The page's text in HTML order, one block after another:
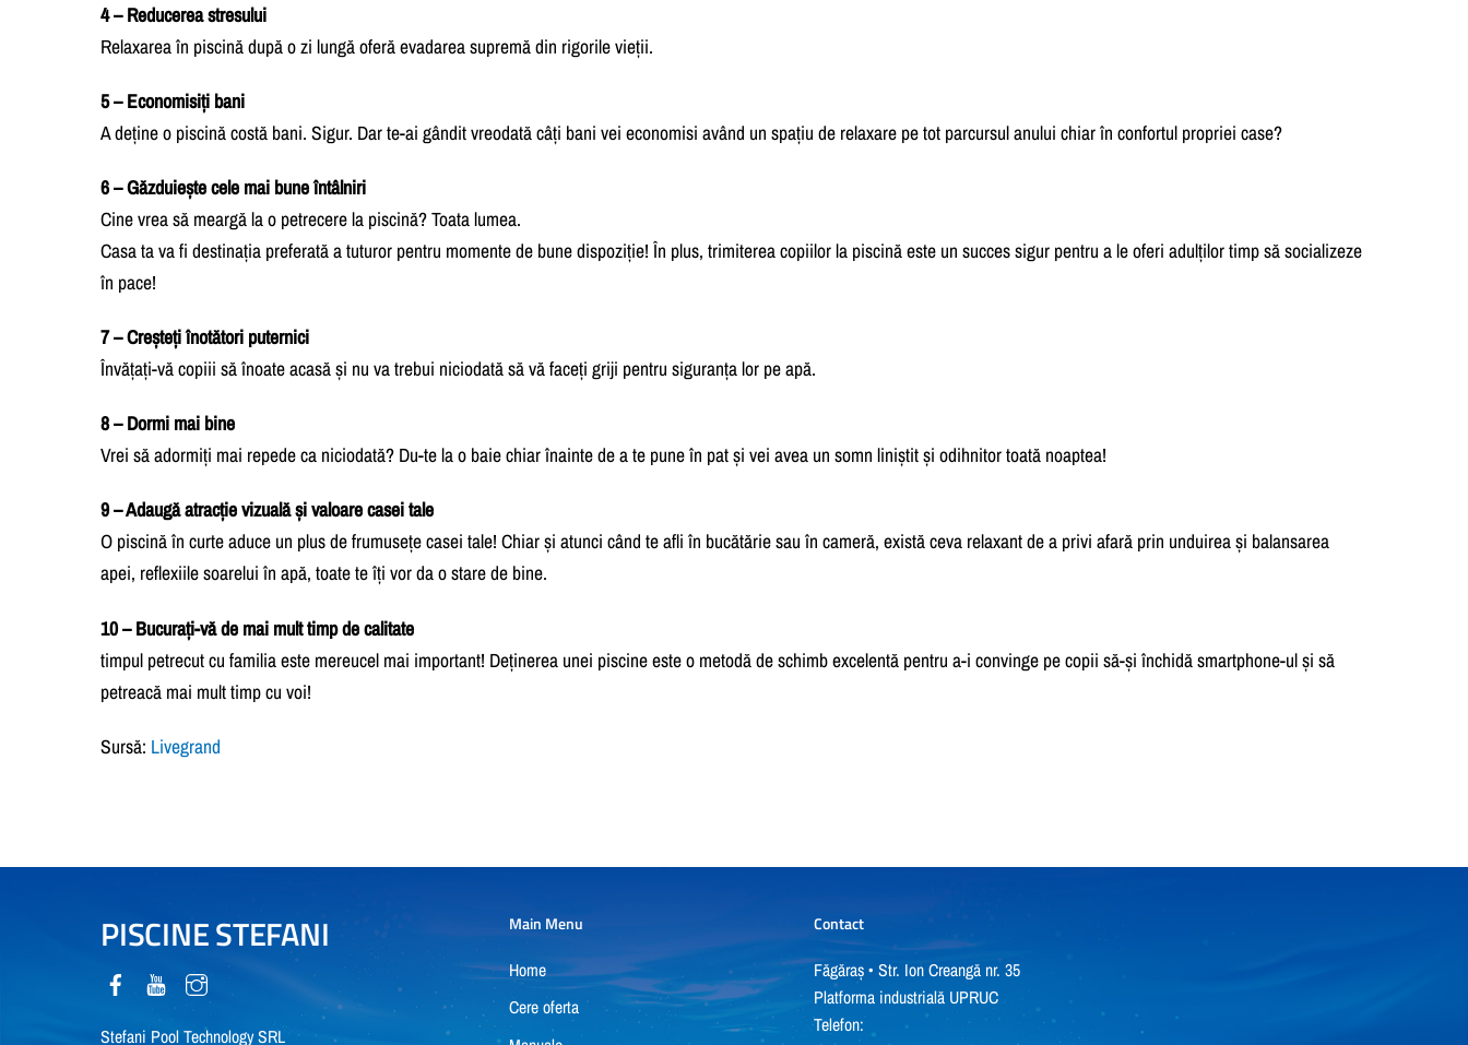
4 – Reducerea stresului
Relaxarea în piscină după o zi lungă oferă evadarea supremă din rigorile vieții.
5 – Economisiți bani
A deține o piscină costă bani. Sigur. Dar te-ai gândit vreodată câți bani vei economisi având un spațiu de relaxare pe tot parcursul anului chiar în confortul propriei case?
6 – Găzduiește cele mai bune întâlniri
Cine vrea să meargă la o petrecere la piscină? Toata lumea.
Casa ta va fi destinația preferată a tuturor pentru momente de bune dispoziție! În plus, trimiterea copiilor la piscină este un succes sigur pentru a le oferi adulților timp să socializeze
în pace!
7 – Creșteți înotători puternici
Învățați-vă copiii să înoate acasă și nu va trebui niciodată să vă faceți griji pentru siguranța lor pe apă.
8 – Dormi mai bine
Vrei să adormiți mai repede ca niciodată? Du-te la o baie chiar înainte de a te pune în pat și vei avea un somn liniștit și odihnitor toată noaptea!
9 – Adaugă atracție vizuală și valoare casei tale
O piscină în curte aduce un plus de frumusețe casei tale! Chiar și atunci când te afli în bucătărie sau în cameră, există ceva relaxant de a privi afară prin unduirea și balansarea
apei, reflexiile soarelui în apă, toate te îți vor da o stare de bine.
10 – Bucurați-vă de mai mult timp de calitate
timpul petrecut cu familia este mereucel mai important! Deținerea unei piscine este o metodă de schimb excelentă pentru a-i convinge pe copii să-și închidă smartphone-ul și să
petreacă mai mult timp cu voi!
Sursă: Livegrand
PISCINE STEFANI
Stefani Pool Technology SRL
Main Menu
Home
Cere oferta
Contact
Făgăraș • Str. Ion Creangă nr. 35
Platforma industrială UPRUC
Telefon: